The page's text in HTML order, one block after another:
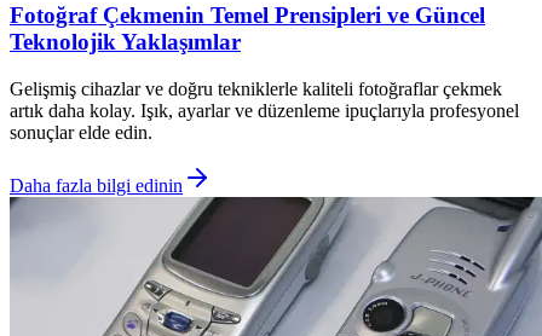
Fotoğraf Çekmenin Temel Prensipleri ve Güncel
Teknolojik Yaklaşımlar
Gelişmiş cihazlar ve doğru tekniklerle kaliteli fotoğraflar çekmek
artık daha kolay. Işık, ayarlar ve düzenleme ipuçlarıyla profesyonel
sonuçlar elde edin.
Daha fazla bilgi edinin